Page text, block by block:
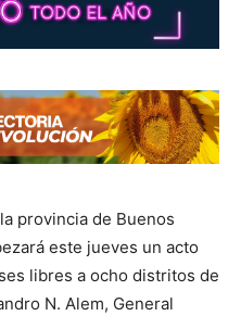
provincia de Buenos
este jueves un acto
libres a ocho distritos de
N. Alem, General